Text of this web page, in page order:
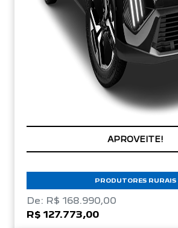
APROVEITE!
PRODUTORES RURAIS
De: R$ 168.990,00
R$ 127.773,00